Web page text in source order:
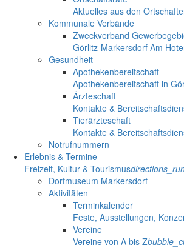
Aktuelles aus den
Kommunale Verbände
Zweckverband
Görlitz-Markersdorf Am
Gesundheit
Apothekenbereitschaft
Apothekenbereitschaft in
Ärzteschaft
Kontakte &
Tierärzteschaft
Kontakte &
Notrufnummern
Erlebnis & Termine
Freizeit, Kultur & Tourismus
Dorfmuseum Markersdorf
Aktivitäten
Terminkalender
Feste, Ausstellungen,
Vereine
Vereine von A bis Z